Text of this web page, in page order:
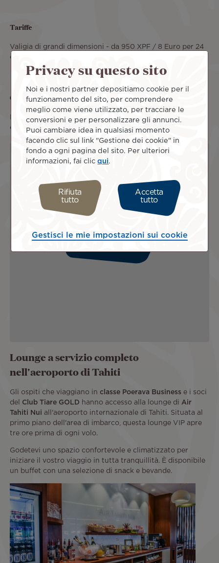
Tariffe
Valigia di grandi dimensioni - da 950 XPF / 8 Euro per 24
ore. Sono accettate le carte di credito Mastercard e Visa.
Contatti
Per tariffe, orari o ulteriori informazioni si prega di
chiamare il nr +689 40 86 60 61
Lounge a servizio completo
nell'aeroporto di Tahiti
Gli ospiti che viaggiano in classe Poerava Business e i soci
del Club Tiare GOLD hanno accesso alla lounge di Air
Tahiti Nui all'aeroporto internazionale di Tahiti. Situata al
primo piano dell'area di imbarco, questa lounge VIP apre
tre ore prima di ogni volo.
Godetevi uno spazio confortevole e climatizzato per
iniziare il vostro viaggio in tutta tranquillità. È disponibile
un buffet con una selezione di snack e bevande.
Privacy su questo sito
Noi e i nostri partner depositiamo cookie per il
funzionamento del sito, per comprendere
meglio come viene utilizzato, per tracciare le
conversioni e per personalizzare gli annunci.
Puoi cambiare idea in qualsiasi momento
facendo clic sul link "Gestione dei cookie" in
fondo a ogni pagina del sito. Per ulteriori
informazioni, fai clicqui
Rifiuta
tutto
Accetta
tutto
Gestisci le mie impostazioni sui cookie